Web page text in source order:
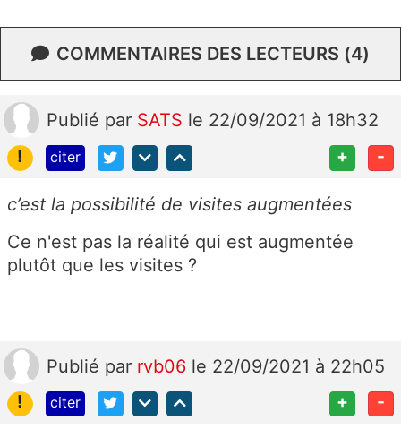
COMMENTAIRES DES LECTEURS (4)
Publié par SATS le 22/09/2021 à 18h32
!
citer + -
c’est la possibilité de visites augmentées
Ce n'est pas la réalité qui est augmentée
plutôt que les visites ?
Publié par rvb06 le 22/09/2021 à 22h05
!
citer + -